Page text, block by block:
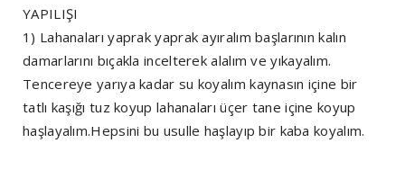
YAPILIŞI
1) Lahanaları yaprak yaprak ayıralım başlarının kalın
damarlarını bıçakla incelterek alalım ve yıkayalım.
Tencereye yarıya kadar su koyalım kaynasın içine bir
tatlı kaşığı tuz koyup lahanaları üçer tane içine koyup
haşlayalım.Hepsini bu usulle haşlayıp bir kaba koyalım.